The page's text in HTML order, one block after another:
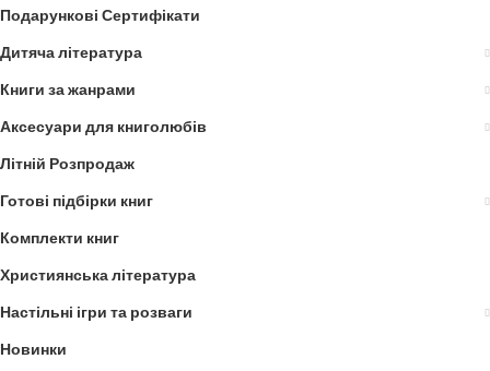
Подарункові Сертифікати
Дитяча література
Книги за жанрами
Аксесуари для книголюбів
Літній Розпродаж
Готові підбірки книг
Комплекти книг
Християнська література
Настільні ігри та розваги
Новинки